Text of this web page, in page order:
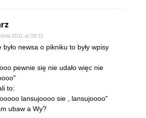
2011 at 09:31
było newsa o pikniku to były wpisy
pewnie się nie udało więc nie
to:
lansujoooo sie , lansujoooo"
ubaw a Wy?